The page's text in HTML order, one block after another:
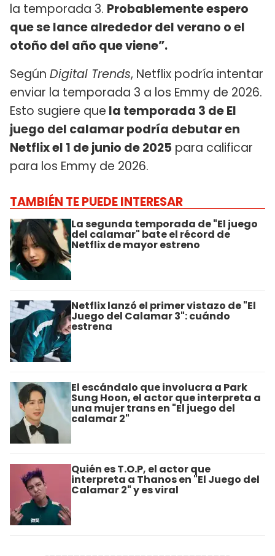
la temporada 3. Probablemente espero
que se lance alrededor del verano o el
otoño del año que viene”.
Según Digital Trends, Netflix podría intentar
enviar la temporada 3 a los Emmy de 2026.
Esto sugiere que la temporada 3 de El
juego del calamar podría debutar en
Netflix el 1 de junio de 2025 para calificar
para los Emmy de 2026.
TAMBIÉN TE PUEDE INTERESAR
La segunda temporada de "El juego
del calamar" bate el récord de
Netflix de mayor estreno
Netflix lanzó el primer vistazo de "El
Juego del Calamar 3": cuándo
estrena
El escándalo que involucra a Park
Sung Hoon, el actor que interpreta a
una mujer trans en "El juego del
calamar 2"
Quién es T.O.P, el actor que
interpreta a Thanos en "El Juego del
Calamar 2" y es viral